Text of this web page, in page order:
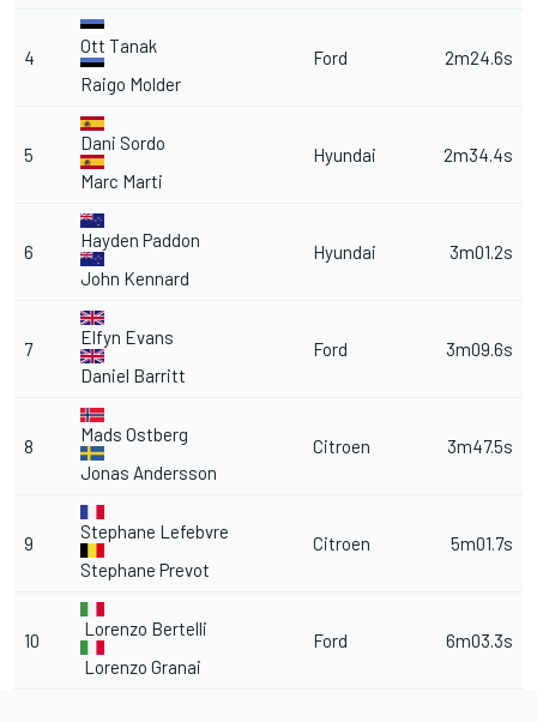
4
Ott Tanak
Raigo Molder
Ford 2m24.6s
5
Dani Sordo
Marc Marti
Hyundai 2m34.4s
6
Hayden Paddon
John Kennard
Hyundai 3m01.2s
7
Elfyn Evans
Daniel Barritt
Ford 3m09.6s
8
Mads Ostberg
Jonas Andersson
Citroen 3m47.5s
9
Stephane Lefebvre
Stephane Prevot
Citroen 5m01.7s
10
Lorenzo Bertelli
Lorenzo Granai
Ford 6m03.3s